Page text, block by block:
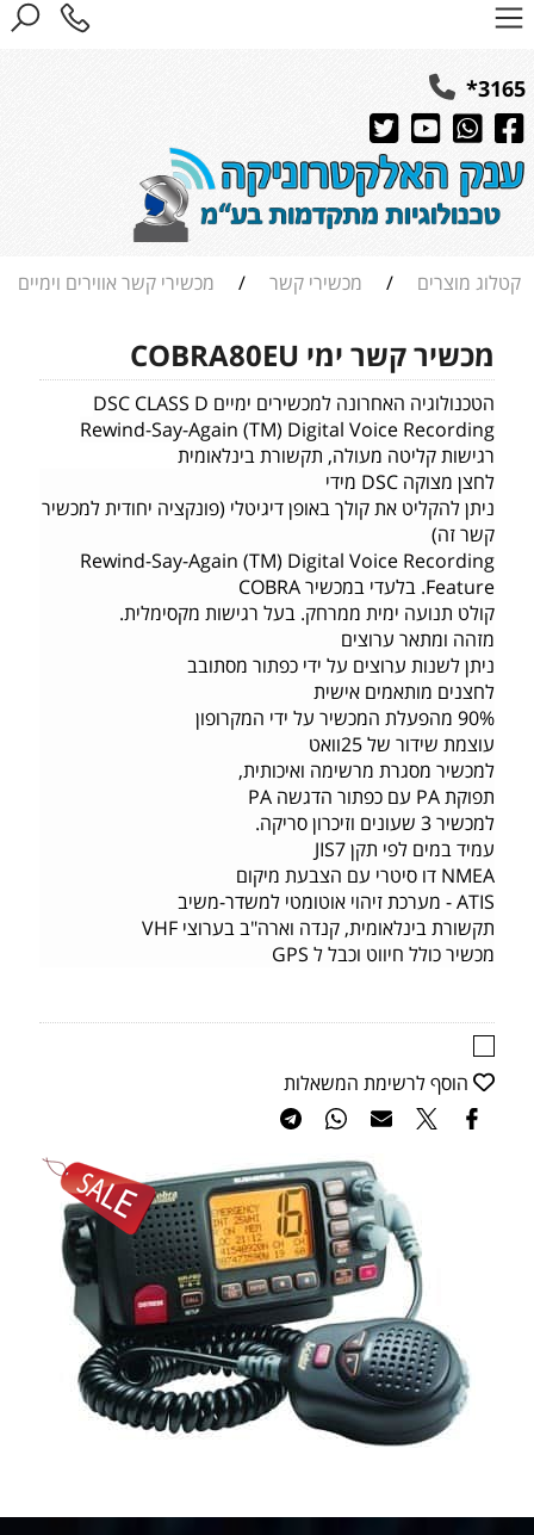
3165*
קטלוג מוצרים / מכשירי קשר / מכשירי קשר אווירים וימיים
מכשיר קשר ימי COBRA80EU
הטכנולוגיה האחרונה למכשירים ימיים DSC CLASS D
Rewind-Say-Again (TM) Digital Voice Recording
רגישות קליטה מעולה, תקשורת בינלאומית
לחצן מצוקה DSC מידי
ניתן להקליט את קולך באופן דיגיטלי (פונקציה יחודית למכשיר
קשר זה)
Rewind-Say-Again (TM) Digital Voice Recording
Feature. בלעדי במכשיר COBRA
קולט תנועה ימית ממרחק. בעל רגישות מקסימלית.
מזהה ומתאר ערוצים
ניתן לשנות ערוצים על ידי כפתור מסתובב
לחצנים מותאמים אישית
90% מהפעלת המכשיר על ידי המקרופון
עוצמת שידור של 25וואט
למכשיר מסגרת מרשימה ואיכותית,
תפוקת PA עם כפתור הדגשה PA
למכשיר 3 שעונים וזיכרון סריקה.
עמיד במים לפי תקן JIS7
NMEA דו סיטרי עם הצבעת מיקום
ATIS - מערכת זיהוי אוטומטי למשדר-משיב
תקשורת בינלאומית, קנדה וארה"ב בערוצי VHF
מכשיר כולל חיווט וכבל ל GPS
הוסף לרשימת המשאלות